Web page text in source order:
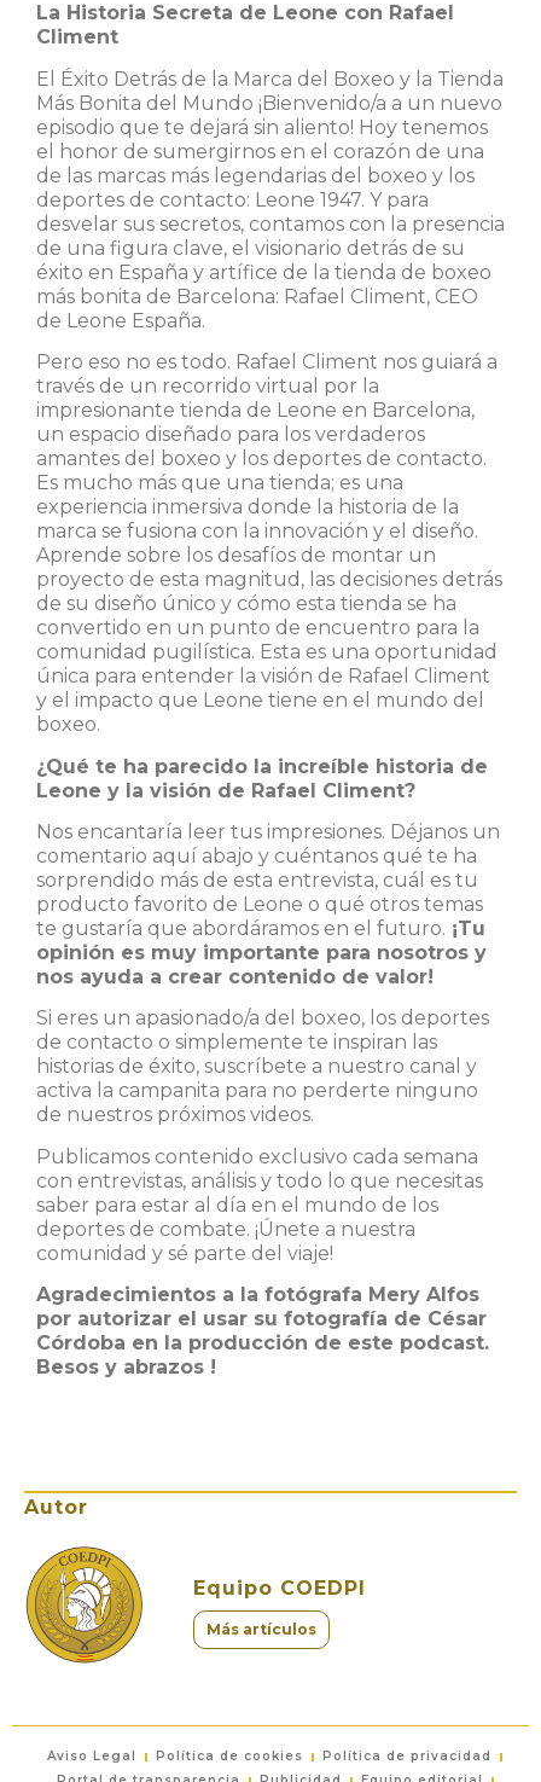
La Historia Secreta de Leone con Rafael
Climent
El Éxito Detrás de la Marca del Boxeo y la Tienda
Más Bonita del Mundo ¡Bienvenido/a a un nuevo
episodio que te dejará sin aliento! Hoy tenemos
el honor de sumergirnos en el corazón de una
de las marcas más legendarias del boxeo y los
deportes de contacto: Leone 1947. Y para
desvelar sus secretos, contamos con la presencia
de una figura clave, el visionario detrás de su
éxito en España y artífice de la tienda de boxeo
más bonita de Barcelona: Rafael Climent, CEO
de Leone España.
Pero eso no es todo. Rafael Climent nos guiará a
través de un recorrido virtual por la
impresionante tienda de Leone en Barcelona,
un espacio diseñado para los verdaderos
amantes del boxeo y los deportes de contacto.
Es mucho más que una tienda; es una
experiencia inmersiva donde la historia de la
marca se fusiona con la innovación y el diseño.
Aprende sobre los desafíos de montar un
proyecto de esta magnitud, las decisiones detrás
de su diseño único y cómo esta tienda se ha
convertido en un punto de encuentro para la
comunidad pugilística. Esta es una oportunidad
única para entender la visión de Rafael Climent
y el impacto que Leone tiene en el mundo del
boxeo.
¿Qué te ha parecido la increíble historia de
Leone y la visión de Rafael Climent?
Nos encantaría leer tus impresiones. Déjanos un
comentario aquí abajo y cuéntanos qué te ha
sorprendido más de esta entrevista, cuál es tu
producto favorito de Leone o qué otros temas
te gustaría que abordáramos en el futuro. ¡Tu
opinión es muy importante para nosotros y
nos ayuda a crear contenido de valor!
Si eres un apasionado/a del boxeo, los deportes
de contacto o simplemente te inspiran las
historias de éxito, suscríbete a nuestro canal y
activa la campanita para no perderte ninguno
de nuestros próximos videos.
Publicamos contenido exclusivo cada semana
con entrevistas, análisis y todo lo que necesitas
saber para estar al día en el mundo de los
deportes de combate. ¡Únete a nuestra
comunidad y sé parte del viaje!
Agradecimientos a la fotógrafa Mery Alfos
por autorizar el usar su fotografía de César
Córdoba en la producción de este podcast.
Besos y abrazos !
Autor
Equipo COEDPI
Más artículos
Aviso Legal Política de cookies
Política de privacidad